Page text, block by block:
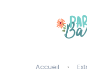
Accueil